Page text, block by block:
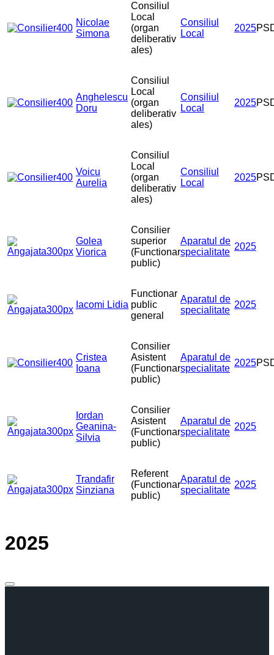
Nicolae
Simona
Consiliul
Local
(organ
deliberativ
ales)
Consiliul
Local
2025
Anghelescu
Doru
Consiliul
Local
(organ
deliberativ
ales)
Consiliul
Local
2025
Voicu
Aurelia
Consiliul
Local
(organ
deliberativ
ales)
Consiliul
Local
2025
Golea
Viorica
Consilier
superior
(Functionar
public)
Aparatul de
specialitate
2025
Iacomi Lidia
Functionar
public
general
Aparatul de
specialitate
2025
Cristea
Ioana
Consilier
Asistent
(Functionar
public)
Aparatul de
specialitate
2025
Iordan
Geanina-
Silvia
Consilier
Asistent
(Functionar
public)
Aparatul de
specialitate
2025
Trandafir
Sinziana
Referent
(Functionar
public)
Aparatul de
specialitate
2025
2025